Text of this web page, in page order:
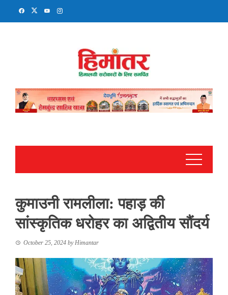
कुमाउनी रामलीला: पहाड़ की
सांस्कृतिक धरोहर का अद्वितीय सौंदर्य
October 25, 2024 byHimantar